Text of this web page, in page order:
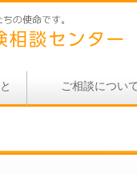
ご相談について